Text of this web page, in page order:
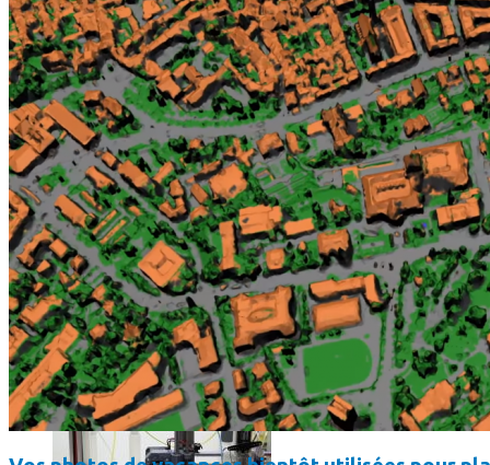
Science
Science
La science-fiction, c’est du passé, la bioimpression de peau